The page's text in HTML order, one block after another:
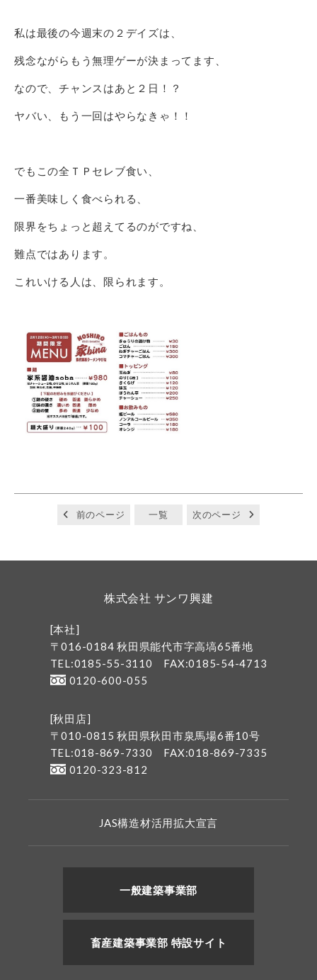
私は最後の今週末の２デイズは、
残念ながらもう無理ゲーが決まってます、
なので、チャンスはあと２日！？
ヤバい、もう一回はやらなきゃ！！
でもこの全ＴＰセレブ食い、
一番美味しく食べられる、
限界をちょっと超えてるのがですね、
難点ではあります。
これいける人は、限られます。
前のページ 一覧 次のページ
株式会社 サンワ興建
[本社]
〒016-0184 秋田県能代市字高塙65番地
TEL:0185-55-3110
FAX:0185-54-4713
0120-600-055
[秋田店]
〒010-0815 秋田県秋田市泉馬場6番10号
TEL:018-869-7330
FAX:018-869-7335
0120-323-812
JAS構造材活用拡大宣言
一般建築事業部
畜産建築事業部 特設サイト